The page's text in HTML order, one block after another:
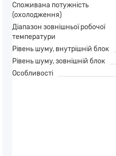
Споживана потужність
(охолодження)
Діапазон зовнішньої робочої
температури
Рівень шуму, внутрішній блок
Рівень шуму, зовнішній блок
Особливості